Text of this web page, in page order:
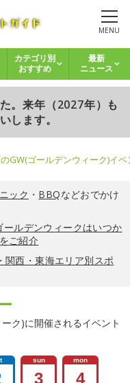
MENU
カテゴリ別
おすすめ
最新
ニュース
。来年（2027年）も
します。
GW(ゴールデンウィーク)イ
ック ・ BBQなどおでかけ
ールデンウィークはいつか
ご紹介
関西・東海エリア別スポ
ク)に開催されるイベント
sun
3
mon
4